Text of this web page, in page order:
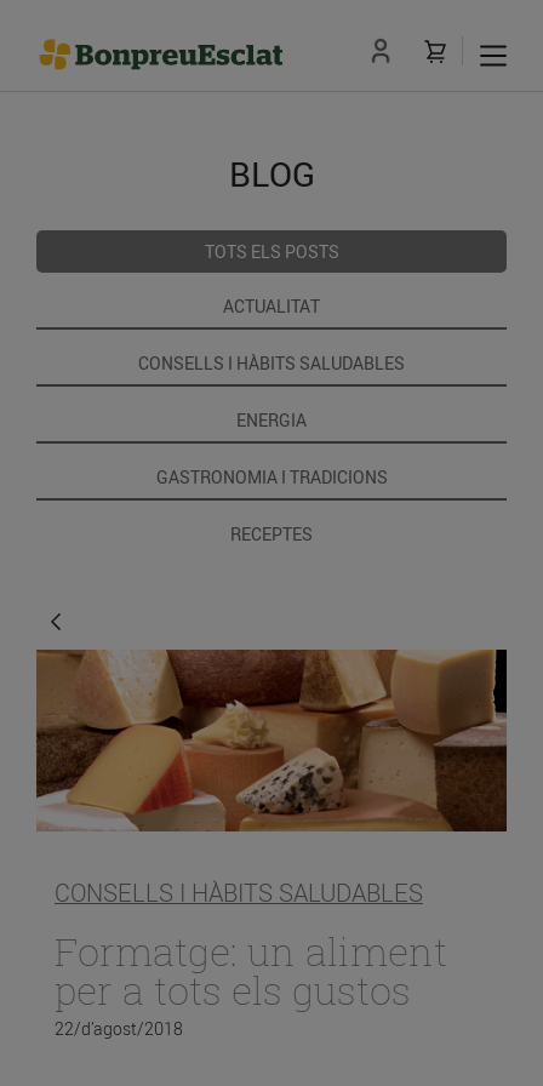
BLOG
TOTS ELS POSTS
ACTUALITAT
CONSELLS I HÀBITS SALUDABLES
ENERGIA
GASTRONOMIA I TRADICIONS
RECEPTES
CONSELLS I HÀBITS SALUDABLES
Formatge: un aliment
per a tots els gustos
22/d’agost/2018